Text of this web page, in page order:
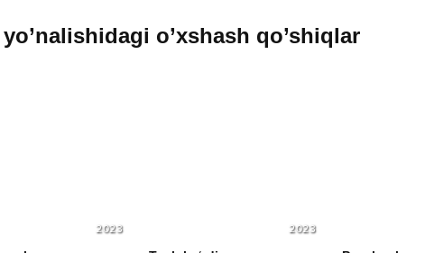
yo’nalishidagi o’xshash qo’shiqlar
2023 2023